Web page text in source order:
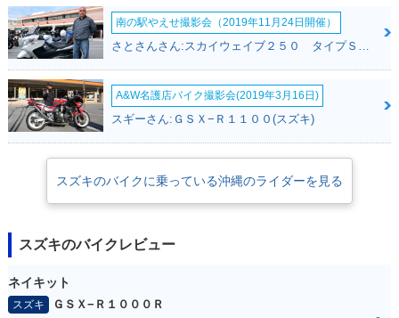
南の駅やえせ撮影会（2019年11月24日開催）
A&W名護店バイク撮影会(2019年3月16日)
スギーさん:ＧＳＸ−Ｒ１１００(スズキ)
スズキのバイクに乗っている沖縄のライダーを見る
スズキのバイクレビュー
ネイキット
スズキ
ＧＳＸ−Ｒ１０００Ｒ